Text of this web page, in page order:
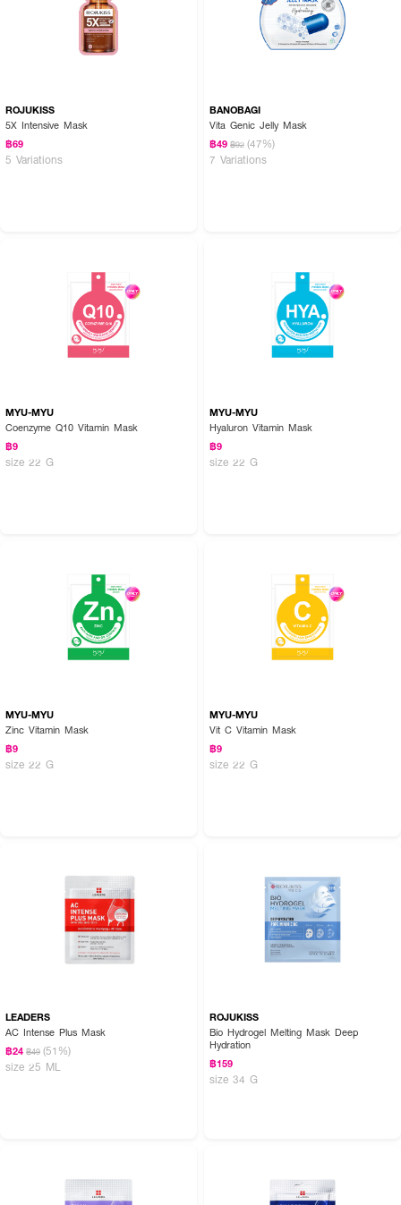
● ผลิตภัณฑ์บำรุงผิวสกัดจากรอยัล เจลลี่ หรือนมผึ้งเข้มข้นจากเทือกเขาแอลป์ใน
ประเทศสวิสเซอร์แลนด์
● สูตรพิเศษสำหรับผิวชาวเอเชียและเหมาะสำหรับทุกสภาพผิว
● ทำให้ผิวแข็งแรง ใส อย่างเป็นธรรมชาติ
● เสริมสร้างและฟื้นฟูผิวจากภายใน
● ปรับผิวให้สมดุล ชุ่มชื้น กระจ่างใส และเรียบเนียน
● ลดเลือนจุดด่างดำ ฝ้า กระ และรอยสิว
How To Use :
หลังทำความสะอาดผิวหน้า วางแผ่น HER HYNESS Instant Glow Black
ROJUKISS
5X Intensive Mask
฿69
5 Variations
BANOBAGI
Vita Genic Jelly Mask
฿49 ฿92 (47%)
7 Variations
MYU-MYU
Coenzyme Q10 Vitamin Mask
฿9
size 22 G
MYU-MYU
Hyaluron Vitamin Mask
฿9
size 22 G
MYU-MYU
Zinc Vitamin Mask
฿9
size 22 G
MYU-MYU
Vit C Vitamin Mask
฿9
size 22 G
LEADERS
AC Intense Plus Mask
฿24 ฿49 (51%)
size 25 ML
ROJUKISS
Bio Hydrogel Melting Mask Deep
Hydration
฿159
size 34 G